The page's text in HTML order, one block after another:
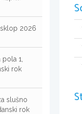
2026
1,
rok
slušno
rok